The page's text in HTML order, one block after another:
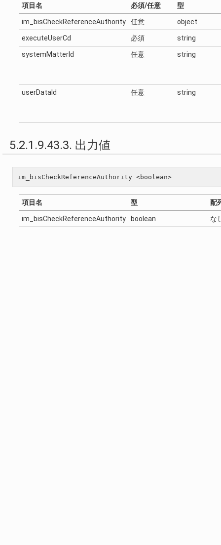
項目名 必須/任意 型
im_bisCheckReferenceAuthority 任意 object
executeUserCd 必須 string
systemMatterId 任意 string
userDataId 任意 string
5.2.1.9.43.3. 出力値
項目名 型 配
im_bisCheckReferenceAuthority boolean な